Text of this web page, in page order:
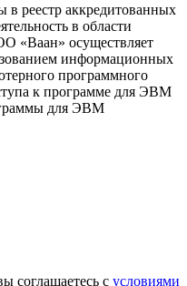
реестр аккредитованных
в области
«Ваан» осуществляет
информационных
программного
к программе для ЭВМ
для ЭВМ
соглашаетесь с условиями